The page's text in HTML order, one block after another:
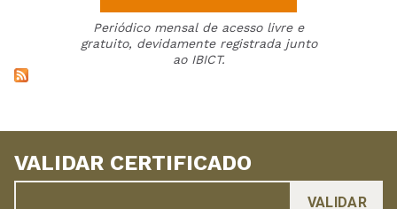
Periódico mensal de acesso livre e
gratuito, devidamente registrada junto
ao IBICT.
VALIDAR CERTIFICADO